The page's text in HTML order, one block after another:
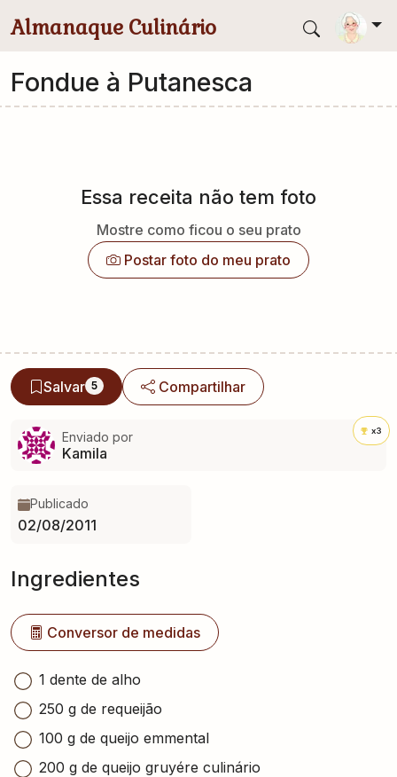
Almanaque Culinário
Fondue à Putanesca
Essa receita não tem foto
Mostre como ficou o seu prato
Postar foto do meu prato
Salvar 5 Compartilhar
Enviado por
Kamila
x3
Publicado
02/08/2011
Ingredientes
Conversor de medidas
1 dente de alho
250 g de requeijão
100 g de queijo emmental
200 g de queijo gruyére culinário